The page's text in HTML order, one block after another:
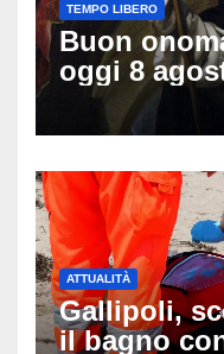
TEMPO LIBERO
Buon
oggi 8
auguri da
ATTUALITÀ
Gallipoli,
il bagno